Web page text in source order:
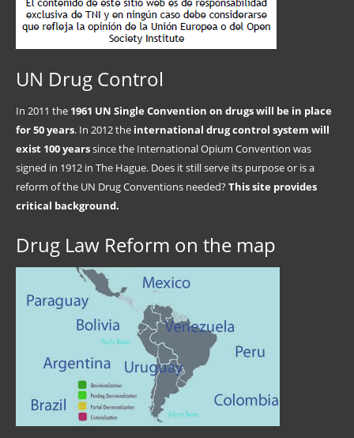
UN Drug Control
In 2011 the 1961 UN Single Convention on drugs will be in place
for 50 years. In 2012 the international drug control system will
exist 100 yearssince the International Opium Convention was
signed in 1912 in The Hague. Does it still serve its purpose or is a
reform of the UN Drug Conventions needed?This site provides
critical background.
Drug Law Reform on the map